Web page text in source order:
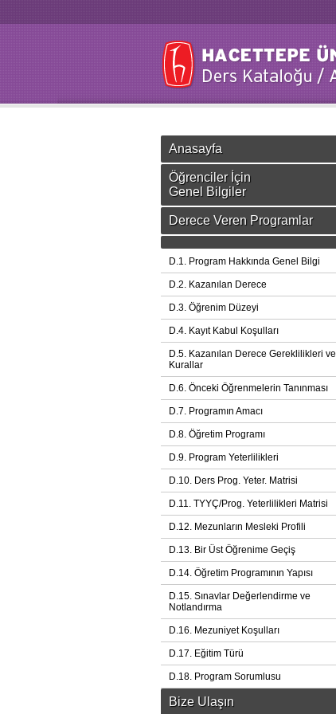
Anasayfa
Öğrenciler İçin
Genel Bilgiler
Derece Veren Programlar
D.1. Program Hakkında Genel Bilgi
D.2. Kazanılan Derece
D.3. Öğrenim Düzeyi
D.4. Kayıt Kabul Koşulları
D.5. Kazanılan Derece Gereklilikleri ve
Kurallar
D.6. Önceki Öğrenmelerin Tanınması
D.7. Programın Amacı
D.8. Öğretim Programı
D.9. Program Yeterlilikleri
D.10. Ders Prog. Yeter. Matrisi
D.11. TYYÇ/Prog. Yeterlilikleri Matrisi
D.12. Mezunların Mesleki Profili
D.13. Bir Üst Öğrenime Geçiş
D.14. Öğretim Programının Yapısı
D.15. Sınavlar Değerlendirme ve
Notlandırma
D.16. Mezuniyet Koşulları
D.17. Eğitim Türü
D.18. Program Sorumlusu
Bize Ulaşın